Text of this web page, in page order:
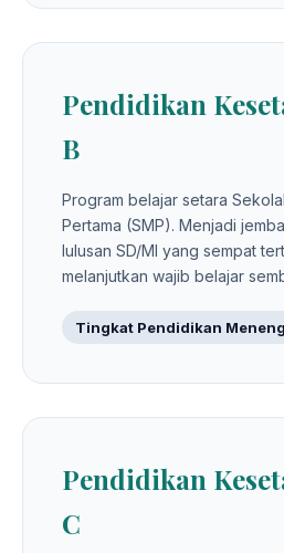
Pendidikan
B
Program belajar setara
Pertama (SMP). Menjadi
lulusan SD/MI yang sempat
melanjutkan wajib belajar
Tingkat Pendidikan
Pendidikan
C